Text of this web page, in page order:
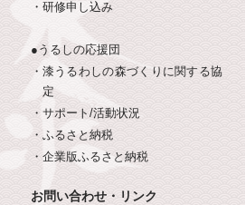
・研修申し込み
●うるしの応援団
・漆うるわしの森づくりに関する協
定
・サポート/活動状況
・ふるさと納税
・企業版ふるさと納税
お問い合わせ・リンク